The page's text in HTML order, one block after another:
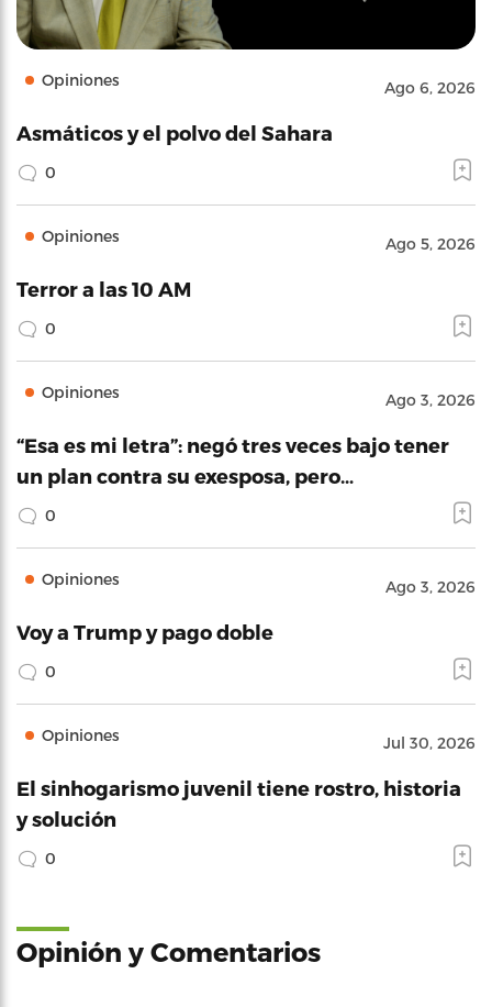
Opiniones Ago 6, 2026
Asmáticos y el polvo del Sahara
0
Opiniones Ago 5, 2026
Terror a las 10 AM
0
Opiniones Ago 3, 2026
“Esa es mi letra”: negó tres veces bajo tener
un plan contra su exesposa, pero…
0
Opiniones Ago 3, 2026
Voy a Trump y pago doble
0
Opiniones Jul 30, 2026
El sinhogarismo juvenil tiene rostro, historia
y solución
0
Opinión y Comentarios